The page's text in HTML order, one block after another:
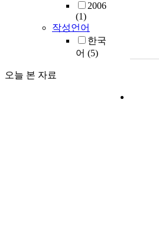
2006
(1)
작성언어
한국
어 (5)
오늘 본 자료